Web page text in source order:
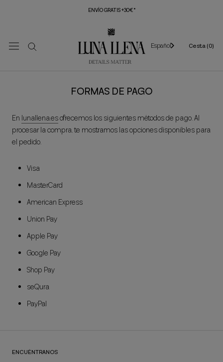
ENVÍO GRATIS +30€*
Español Cesta (0)
FORMAS DE PAGO
En lunallena.esofrecemos los siguientes métodos de pago. Al
procesar la compra, te mostramos las opciones disponibles para
el pedido.
Visa
MasterCard
American Express
Union Pay
Apple Pay
Google Pay
Shop Pay
seQura
PayPal
ENCUÉNTRANOS